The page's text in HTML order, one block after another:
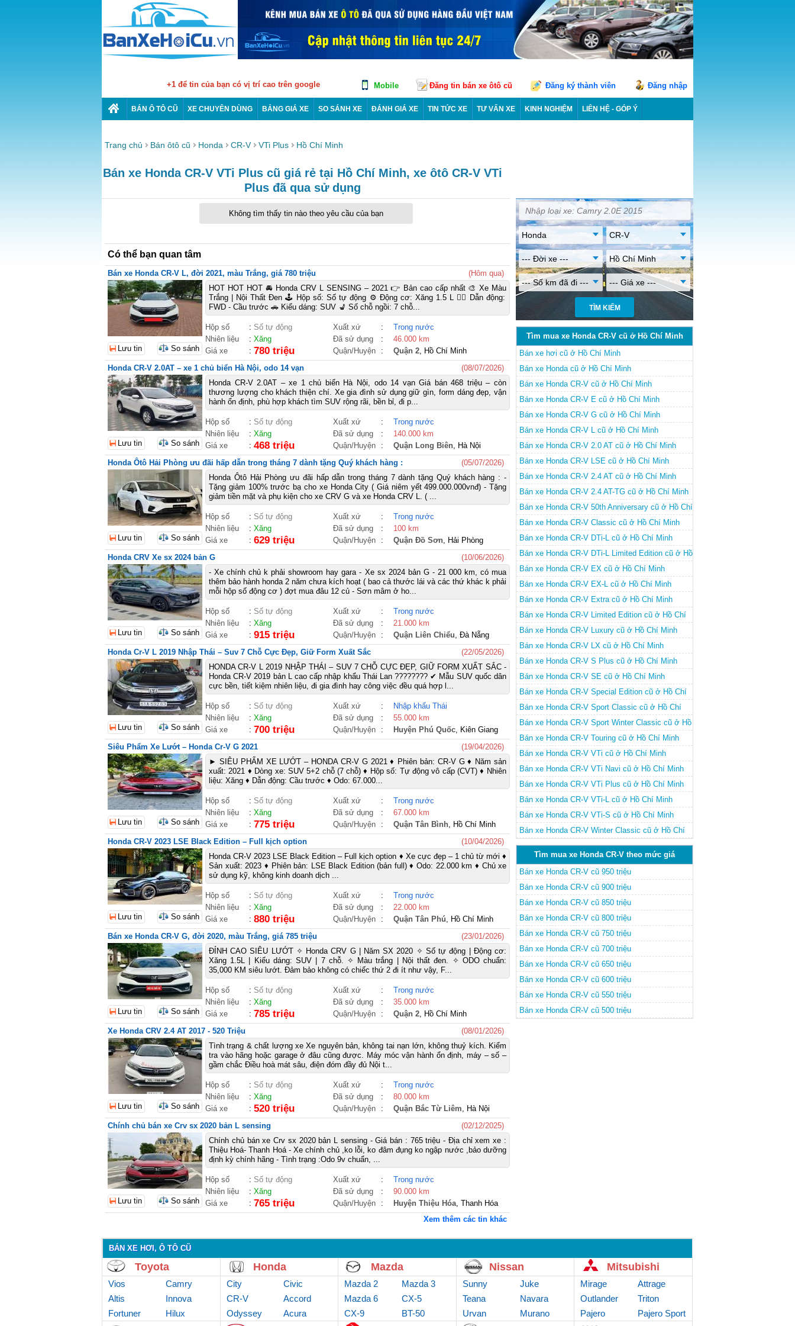
+1 để tin của bạn có vị trí cao trên google Mobile Đăng tin bán xe ôtô cũ Đăng ký thành viên Đăng nhập
BÁN Ô TÔ CŨ XE CHUYÊN DÙNG BẢNG GIÁ XE SO SÁNH XE ĐÁNH GIÁ XE TIN TỨC XE TƯ VẤN XE KINH NGHIỆM LIÊN HỆ - GÓP Ý
Trang chủ Bán ôtô cũ Honda CR-V VTi Plus Hồ Chí Minh
Bán xe Honda CR-V VTi Plus cũ giá rẻ tại Hồ Chí Minh, xe ôtô CR-V VTi
Plus đã qua sử dụng
Không tìm thấy tin nào theo yêu cầu của bạn
Có thể bạn quan tâm
Bán xe Honda CR-V L, đời 2021, màu Trắng, giá 780 triệu
(Hôm qua)
HOT HOT HOT 🚘 Honda CRV L SENSING – 2021 👉 Bản cao cấp nhất 🎨 Xe Màu
Trắng | Nội Thất Đen 🕹️ Hộp số: Số tự động ⚙️ Động cơ: Xăng 1.5 L 🚴‍♀️ Dẫn động:
FWD - Cầu trước 🚗 Kiểu dáng: SUV 💺 Số chỗ ngồi: 7 chỗ...
Hộp số : Số tự động Xuất xứ :
Trong nước
Nhiên liệu
: Xăng Đã sử dụng :
46.000 km
Giá xe
: 780 triệu Quận/Huyện : Quận 2, Hồ Chí Minh
Lưu tin So sánh
Honda CR-V 2.0AT – xe 1 chủ biển Hà Nội, odo 14 vạn
(08/07/2026)
Honda CR-V 2.0AT – xe 1 chủ biển Hà Nội, odo 14 vạn Giá bán 468 triệu – còn
thương lượng cho khách thiện chí. Xe gia đình sử dụng giữ gìn, form dáng đẹp, vận
hành ổn định, phù hợp khách tìm SUV rộng rãi, bền bỉ, đi p...
Hộp số : Số tự động Xuất xứ :
Trong nước
Nhiên liệu
: Xăng Đã sử dụng :
140.000 km
Giá xe
: 468 triệu Quận/Huyện : Quận Long Biên, Hà Nội
Lưu tin So sánh
Honda Ôtô Hải Phòng ưu đãi hấp dẫn trong tháng 7 dành tặng Quý khách hàng :
(05/07/2026)
Honda Ôtô Hải Phòng ưu đãi hấp dẫn trong tháng 7 dành tặng Quý khách hàng : -
Tặng giảm 100% trước bạ cho xe Honda City ( Giá niêm yết 499.000.000vnđ) - Tặng
giảm tiền mặt và phụ kiện cho xe CRV G và xe Honda CRV L. ( ...
Hộp số : Số tự động Xuất xứ :
Trong nước
Nhiên liệu
: Xăng Đã sử dụng :
100 km
Giá xe
: 629 triệu Quận/Huyện : Quận Đồ Sơn, Hải Phòng
Lưu tin So sánh
Honda CRV Xe sx 2024 bản G
(10/06/2026)
- Xe chính chủ k phải showroom hay gara - Xe sx 2024 bản G - 21 000 km, có mua
thêm bảo hành honda 2 năm chưa kích hoạt ( bao cả thước lái và các thứ khác k phải
mỗi hộp số động cơ ) đợt mua đâu 12 củ - Sơn mâm ở ho...
Hộp số : Số tự động Xuất xứ :
Trong nước
Nhiên liệu
: Xăng Đã sử dụng :
21.000 km
Giá xe
: 915 triệu Quận/Huyện : Quận Liên Chiểu, Đà Nẵng
Lưu tin So sánh
Honda Cr-V L 2019 Nhập Thái – Suv 7 Chỗ Cực Đẹp, Giữ Form Xuất Sắc
(22/05/2026)
HONDA CR-V L 2019 NHẬP THÁI – SUV 7 CHỖ CỰC ĐẸP, GIỮ FORM XUẤT SẮC -
Honda CR-V 2019 bản L cao cấp nhập khẩu Thái Lan ???????? ✔ Mẫu SUV quốc dân
cực bền, tiết kiệm nhiên liệu, đi gia đình hay công việc đều quá hợp l...
Hộp số : Số tự động Xuất xứ :
Nhập khẩu Thái
Nhiên liệu
: Xăng Đã sử dụng :
55.000 km
Giá xe
: 700 triệu Quận/Huyện : Huyện Phú Quốc, Kiên Giang
Lưu tin So sánh
Siêu Phẩm Xe Lướt – Honda Cr-V G 2021
(19/04/2026)
► SIÊU PHẨM XE LƯỚT – HONDA CR-V G 2021 ♦ Phiên bản: CR-V G ♦ Năm sản
xuất: 2021 ♦ Dòng xe: SUV 5+2 chỗ (7 chỗ) ♦ Hộp số: Tự động vô cấp (CVT) ♦ Nhiên
liệu: Xăng ♦ Dẫn động: Cầu trước ♦ Odo: 67.000...
Hộp số : Số tự động Xuất xứ :
Trong nước
Nhiên liệu
: Xăng Đã sử dụng :
67.000 km
Giá xe
: 775 triệu Quận/Huyện : Quận Tân Bình, Hồ Chí Minh
Lưu tin So sánh
Honda CR-V 2023 LSE Black Edition – Full kịch option
(10/04/2026)
Honda CR-V 2023 LSE Black Edition – Full kịch option ♦ Xe cực đẹp – 1 chủ từ mới ♦
Sản xuất: 2023 ♦ Phiên bản: LSE Black Edition (bản full) ♦ Odo: 22.000 km ♦ Chủ xe
sử dụng kỹ, không kinh doanh dịch ...
Hộp số : Số tự động Xuất xứ :
Trong nước
Nhiên liệu
: Xăng Đã sử dụng :
22.000 km
Giá xe
: 880 triệu Quận/Huyện : Quận Tân Phú, Hồ Chí Minh
Lưu tin So sánh
Bán xe Honda CR-V G, đời 2020, màu Trắng, giá 785 triệu
(23/01/2026)
ĐỈNH CAO SIÊU LƯỚT ✧ Honda CRV G | Năm SX 2020 ✧ Số tự động | Động cơ:
Xăng 1.5L | Kiểu dáng: SUV | 7 chỗ. ✧ Màu trắng | Nội thất đen. ✧ ODO chuẩn:
35,000 KM siêu lướt. Đảm bảo không có chiếc thứ 2 đi ít như vậy, F...
Hộp số : Số tự động Xuất xứ :
Trong nước
Nhiên liệu
: Xăng Đã sử dụng :
35.000 km
Giá xe
: 785 triệu Quận/Huyện : Quận 2, Hồ Chí Minh
Lưu tin So sánh
Xe Honda CRV 2.4 AT 2017 - 520 Triệu
(08/01/2026)
Tình trạng & chất lượng xe Xe nguyên bản, không tai nạn lớn, không thuỷ kích. Kiểm
tra vào hãng hoặc garage ở đâu cũng được. Máy móc vận hành ổn định, máy – số –
gầm chắc Điều hoà mát sâu, điện đóm đầy đủ Nội t...
Hộp số : Số tự động Xuất xứ :
Trong nước
Nhiên liệu
: Xăng Đã sử dụng :
80.000 km
Giá xe
: 520 triệu Quận/Huyện : Quận Bắc Từ Liêm, Hà Nội
Lưu tin So sánh
Chính chủ bán xe Crv sx 2020 bản L sensing
(02/12/2025)
Chính chủ bán xe Crv sx 2020 bản L sensing - Giá bán : 765 triệu - Địa chỉ xem xe :
Thiệu Hoá- Thanh Hoá - Xe chính chủ ,ko lỗi, ko đâm đụng ko ngập nước ,bảo dưỡng
định kỳ chính hãng - Tình trạng :Odo 9v chuẩn, ...
Hộp số : Số tự động Xuất xứ :
Trong nước
Nhiên liệu
: Xăng Đã sử dụng :
90.000 km
Giá xe
: 765 triệu Quận/Huyện : Huyện Thiệu Hóa, Thanh Hóa
Lưu tin So sánh
Xem thêm các tin khác
Honda CR-V
--- Đời xe --- Hồ Chí Minh
--- Số km đã đi --- --- Giá xe ---
Tìm mua xe Honda CR-V cũ ở Hồ Chí Minh
Bán xe hơi cũ ở Hồ Chí Minh
Bán xe Honda cũ ở Hồ Chí Minh
Bán xe Honda CR-V cũ ở Hồ Chí Minh
Bán xe Honda CR-V E cũ ở Hồ Chí Minh
Bán xe Honda CR-V G cũ ở Hồ Chí Minh
Bán xe Honda CR-V L cũ ở Hồ Chí Minh
Bán xe Honda CR-V 2.0 AT cũ ở Hồ Chí Minh
Bán xe Honda CR-V LSE cũ ở Hồ Chí Minh
Bán xe Honda CR-V 2.4 AT cũ ở Hồ Chí Minh
Bán xe Honda CR-V 2.4 AT-TG cũ ở Hồ Chí Minh
Bán xe Honda CR-V 50th Anniversary cũ ở Hồ Chí
Minh
Bán xe Honda CR-V Classic cũ ở Hồ Chí Minh
Bán xe Honda CR-V DTi-L cũ ở Hồ Chí Minh
Bán xe Honda CR-V DTi-L Limited Edition cũ ở Hồ
Chí Minh
Bán xe Honda CR-V EX cũ ở Hồ Chí Minh
Bán xe Honda CR-V EX-L cũ ở Hồ Chí Minh
Bán xe Honda CR-V Extra cũ ở Hồ Chí Minh
Bán xe Honda CR-V Limited Edition cũ ở Hồ Chí
Minh
Bán xe Honda CR-V Luxury cũ ở Hồ Chí Minh
Bán xe Honda CR-V LX cũ ở Hồ Chí Minh
Bán xe Honda CR-V S Plus cũ ở Hồ Chí Minh
Bán xe Honda CR-V SE cũ ở Hồ Chí Minh
Bán xe Honda CR-V Special Edition cũ ở Hồ Chí
Minh
Bán xe Honda CR-V Sport Classic cũ ở Hồ Chí
Minh
Bán xe Honda CR-V Sport Winter Classic cũ ở Hồ
Chí Minh
Bán xe Honda CR-V Touring cũ ở Hồ Chí Minh
Bán xe Honda CR-V VTi cũ ở Hồ Chí Minh
Bán xe Honda CR-V VTi Navi cũ ở Hồ Chí Minh
Bán xe Honda CR-V VTi Plus cũ ở Hồ Chí Minh
Bán xe Honda CR-V VTi-L cũ ở Hồ Chí Minh
Bán xe Honda CR-V VTi-S cũ ở Hồ Chí Minh
Bán xe Honda CR-V Winter Classic cũ ở Hồ Chí
Minh
Tìm mua xe Honda CR-V theo mức giá
Bán xe Honda CR-V cũ 950 triệu
Bán xe Honda CR-V cũ 900 triệu
Bán xe Honda CR-V cũ 850 triệu
Bán xe Honda CR-V cũ 800 triệu
Bán xe Honda CR-V cũ 750 triệu
Bán xe Honda CR-V cũ 700 triệu
Bán xe Honda CR-V cũ 650 triệu
Bán xe Honda CR-V cũ 600 triệu
Bán xe Honda CR-V cũ 550 triệu
Bán xe Honda CR-V cũ 500 triệu
BÁN XE HƠI, Ô TÔ CŨ
Toyota
Vios
Camry
Altis
Innova
Fortuner
Hilux
Honda
City
Civic
CR-V
Accord
Odyssey
Acura
Mazda
Mazda 2
Mazda 3
Mazda 6
CX-5
CX-9
BT-50
Nissan
Sunny
Juke
Teana
Navara
Urvan
Murano
Mitsubishi
Mirage
Attrage
Outlander
Sport
Triton
Pajero
Pajero Sport